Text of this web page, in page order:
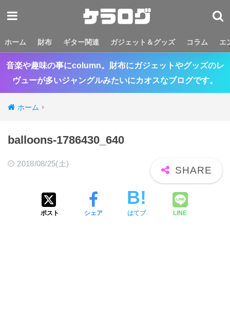
ホーム 財布 ギター関連 ガジェット＆グッズ コラム エ
音楽や趣味の事にcolumn。財布にガジェットやグッズのレ
ヴューが多いジャングルみたいにカオスなブログです。
ホーム
balloons-1786430_640
2018/08/25(土)
ポスト シェア はてブ LINE